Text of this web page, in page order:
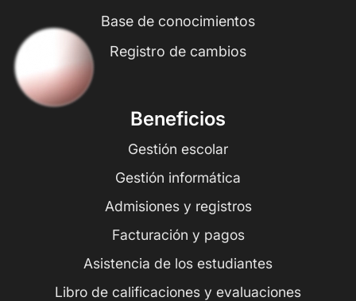
Base de conocimientos
Registro de cambios
Beneficios
Gestión escolar
Gestión informática
Admisiones y registros
Facturación y pagos
Asistencia de los estudiantes
Libro de calificaciones y evaluaciones